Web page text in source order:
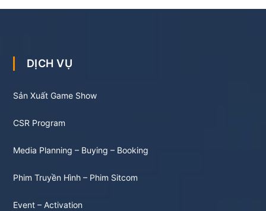
DỊCH VỤ
Sản Xuất Game Show
CSR Program
Media Planning – Buying – Booking
Phim Truyền Hình – Phim Sitcom
Event – Activation